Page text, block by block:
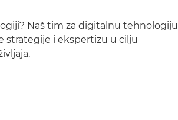
Naš tim za digitalnu tehnologiju
strategije i ekspertizu u cilju